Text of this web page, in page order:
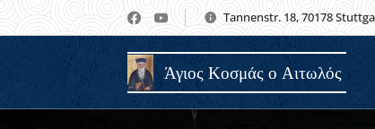
Tannenstr. 18, 70178
Άγιος Κοσμάς ο Αιτωλός